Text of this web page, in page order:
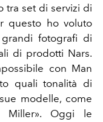
tra set di servizi di
questo ho voluto
fotografi di
di prodotti Nars.
con Man
quali tonalità di
modelle, come
Miller». Oggi le